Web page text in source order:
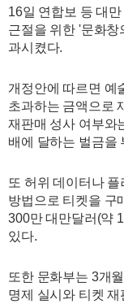
16일 연합보 등 대
근절을 위한 '문화
과시켰다.
개정안에 따르면 예
초과하는 금액으로
재판매 성사 여부와
배에 달하는 벌금을
또 허위 데이터나
방법으로 티켓을 구
300만 대만달러(약
있다.
또한 문화부는 3개
명제 실시와 티켓